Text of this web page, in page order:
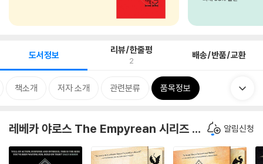
도서정보 리뷰/한줄평
2 배송/반품/교환
책소개 저자 소개 관련분류 품목정보
레베카 야로스 The Empyrean 시리즈 원서 알림신청